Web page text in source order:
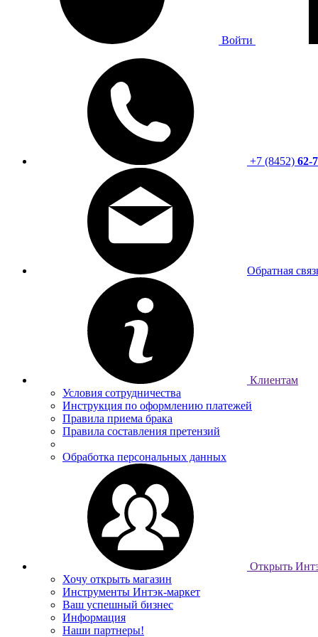
Войти
+7 (8452) 62-
Обратная
Клиентам
Условия сотрудничества
Инструкция по оформлению платежей
Правила приема брака
Правила составления претензий
Обработка персональных данных
Открыть
Хочу открыть магазин
Инструменты Интэк-маркет
Ваш успешный бизнес
Информация
Наши партнеры!